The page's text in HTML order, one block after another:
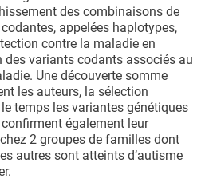
des combinaisons de
appelées haplotypes,
contre la maladie en
variants codants associés au
Une découverte somme
les auteurs, la sélection
temps les variantes génétiques
également leur
2 groupes de familles dont
autres sont atteints d’autisme